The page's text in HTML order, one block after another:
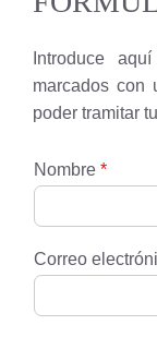
Introduce
marcados con
poder tramitar
Nombre *
Correo